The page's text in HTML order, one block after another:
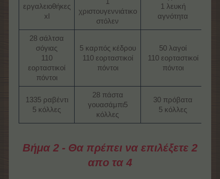
εργαλειοθήκες
xl​
χριστουγεννιάτικο
στόλεν​
1 λευκή
αγνότητα​
28 σάλτσα
σόγιας
110
εορταστικοί
πόντοι​
5 καρπός κέδρου
110 εορταστικοί
πόντοι​
50 λαγοί
110 εορταστικοί
πόντοι​
1335 ραβέντι
5 κόλλες​
28 πάστα
γουασάμπι5
κόλλες
30 πρόβατα
5 κόλλες​
Βήμα 2 - Θα πρέπει να επιλέξετε 2
απο τα 4